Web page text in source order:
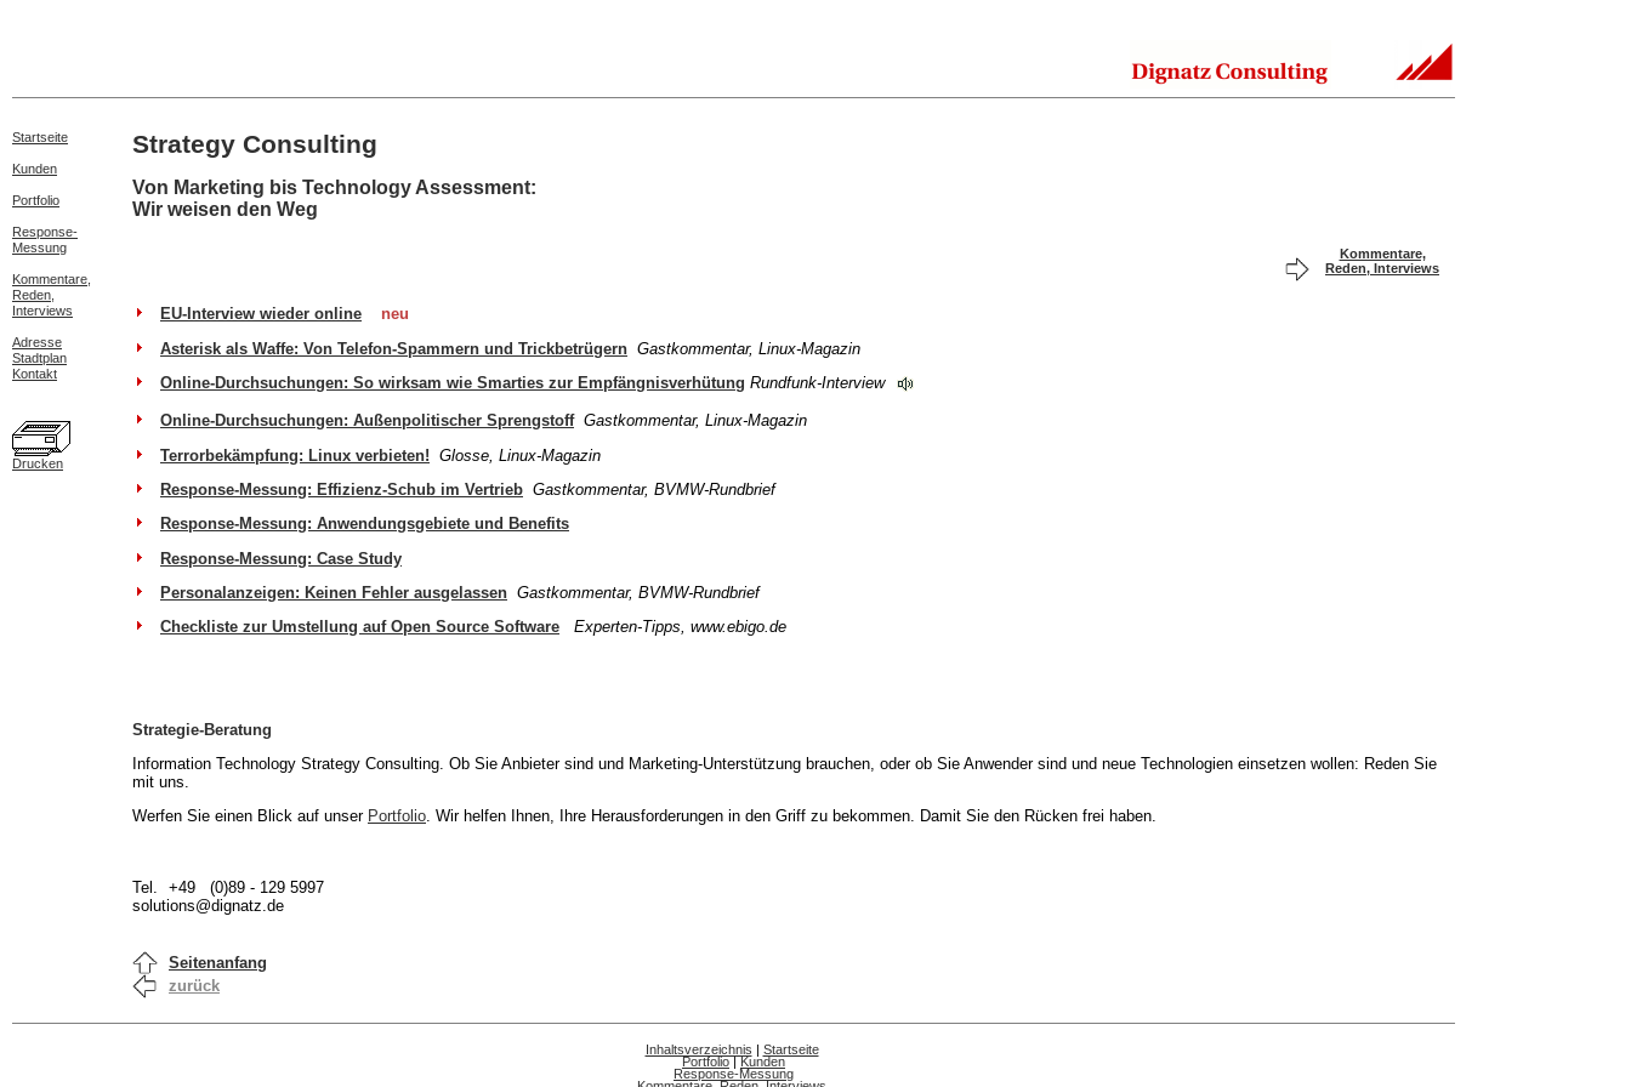
Startseite
Kunden
Portfolio
Response-
Messung
Kommentare,
Reden,
Interviews
Adresse
Stadtplan
Kontakt
Drucken
Strategy Consulting
Von Marketing bis Technology Assessment:
Wir weisen den Weg
Kommentare,
Reden, Interviews
EU-Interview wieder online
neu
Asterisk als Waffe: Von Telefon-Spammern und Trickbetrügern Gastkommentar, Linux-Magazin
Online-Durchsuchungen: So wirksam wie Smarties zur Empfängnisverhütung Rundfunk-Interview
Online-Durchsuchungen: Außenpolitischer Sprengstoff Gastkommentar, Linux-Magazin
Terrorbekämpfung: Linux verbieten! Glosse, Linux-Magazin
Response-Messung: Effizienz-Schub im Vertrieb Gastkommentar, BVMW-Rundbrief
Response-Messung: Anwendungsgebiete und Benefits
Response-Messung: Case Study
Personalanzeigen: Keinen Fehler ausgelassen Gastkommentar, BVMW-Rundbrief
Checkliste zur Umstellung auf Open Source Software
Experten-Tipps, www.ebigo.de
Strategie-Beratung
Information Technology Strategy Consulting. Ob Sie Anbieter sind und Marketing-Unterstützung brauchen, oder ob Sie Anwender sind und neue Technologien einsetzen wollen: Reden Sie
mit uns.
Werfen Sie einen Blick auf unser Portfolio. Wir helfen Ihnen, Ihre Herausforderungen in den Griff zu bekommen. Damit Sie den Rücken frei haben.
Tel.
+49 (0)89 - 129 5997
solutions@dignatz.de
Seitenanfang
zurück
Inhaltsverzeichnis | Startseite
Portfolio|Kunden
Response-Messung